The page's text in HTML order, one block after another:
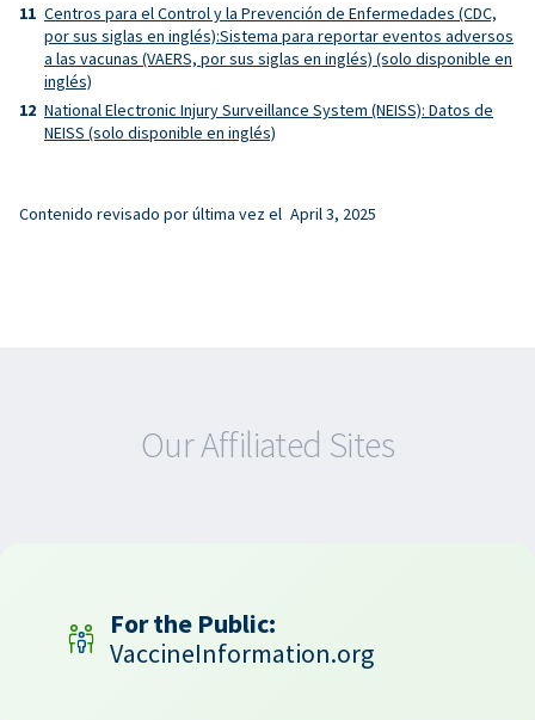
Centros para el Control y la Prevención de Enfermedades (CDC,
por sus siglas en inglés):Sistema para reportar eventos adversos
a las vacunas (VAERS, por sus siglas en inglés) (solo disponible en
inglés)
National Electronic Injury Surveillance System (NEISS): Datos de
NEISS (solo disponible en inglés)
Contenido revisado por última vez el April 3, 2025
Our Affiliated Sites
For the Public:
VaccineInformation.org